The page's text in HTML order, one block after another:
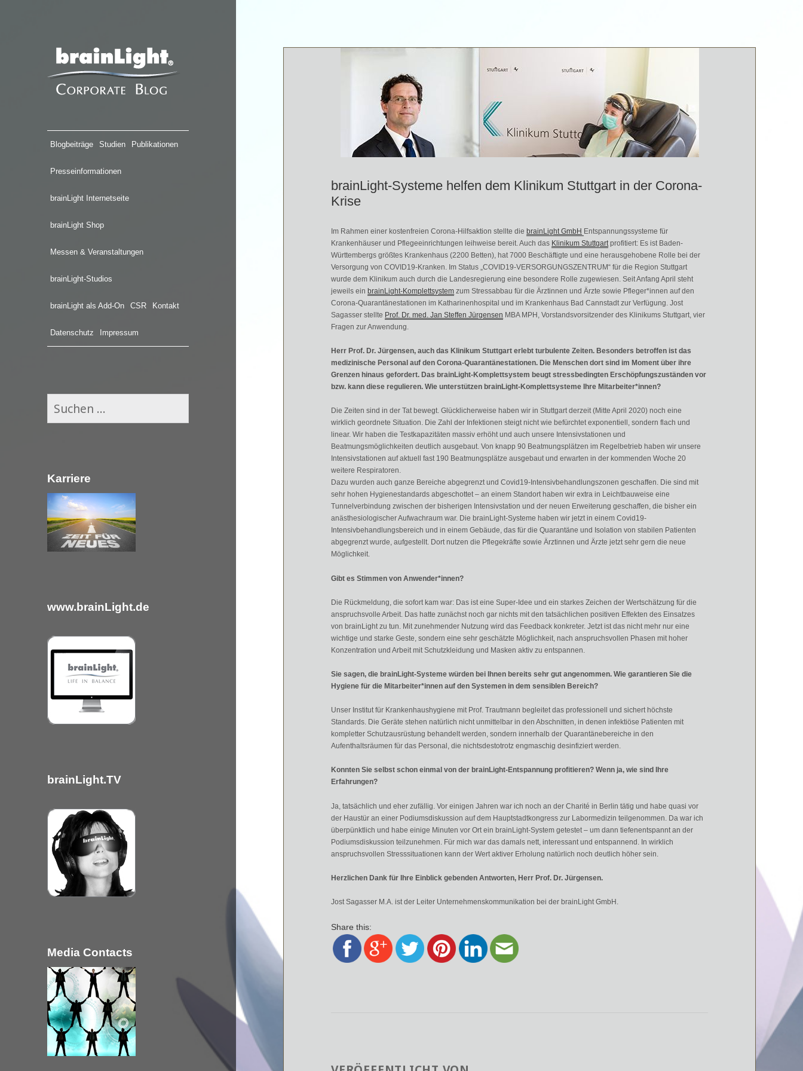
Blogbeiträge Studien Publikationen
Presseinformationen
brainLight Internetseite
brainLight Shop
Messen & Veranstaltungen
brainLight-Studios
brainLight als Add-On CSR Kontakt
Datenschutz Impressum
S
n
n
a
c
h
Karriere
www.brainLight.de
brainLight.TV
Media Contacts
brainLight-Systeme helfen dem Klinikum Stuttgart in der Corona-
Krise
Im Rahmen einer kostenfreien Corona-Hilfsaktion stellte die brainLight GmbH Entspannungssysteme für
Krankenhäuser und Pflegeeinrichtungen leihweise bereit. Auch das Klinikum Stuttgartprofitiert: Es ist Baden-
Württembergs größtes Krankenhaus (2200 Betten), hat 7000 Beschäftigte und eine herausgehobene Rolle bei der
Versorgung von COVID19-Kranken. Im Status „COVID19-VERSORGUNGSZENTRUM“ für die Region Stuttgart
wurde dem Klinikum auch durch die Landesregierung eine besondere Rolle zugewiesen. Seit Anfang April steht
jeweils ein brainLight-Komplettsystem zum Stressabbau für die Ärztinnen und Ärzte sowie Pfleger*innen auf den
Corona-Quarantänestationen im Katharinenhospital und im Krankenhaus Bad Cannstadt zur Verfügung. Jost
Sagasser stellte Prof. Dr. med. Jan Steffen Jürgensen MBA MPH, Vorstandsvorsitzender des Klinikums Stuttgart, vier
Fragen zur Anwendung.
Herr Prof. Dr. Jürgensen, auch das Klinikum Stuttgart erlebt turbulente Zeiten. Besonders betroffen ist das
medizinische Personal auf den Corona-Quarantänestationen. Die Menschen dort sind im Moment über ihre
Grenzen hinaus gefordert. Das brainLight-Komplettsystem beugt stressbedingten Erschöpfungszuständen vor
bzw. kann diese regulieren. Wie unterstützen brainLight-Komplettsysteme Ihre Mitarbeiter*innen?
Die Zeiten sind in der Tat bewegt. Glücklicherweise haben wir in Stuttgart derzeit (Mitte April 2020) noch eine
wirklich geordnete Situation. Die Zahl der Infektionen steigt nicht wie befürchtet exponentiell, sondern flach und
linear. Wir haben die Testkapazitäten massiv erhöht und auch unsere Intensivstationen und
Beatmungsmöglichkeiten deutlich ausgebaut. Von knapp 90 Beatmungsplätzen im Regelbetrieb haben wir unsere
Intensivstationen auf aktuell fast 190 Beatmungsplätze ausgebaut und erwarten in der kommenden Woche 20
weitere Respiratoren.
Dazu wurden auch ganze Bereiche abgegrenzt und Covid19-Intensivbehandlungszonen geschaffen. Die sind mit
sehr hohen Hygienestandards abgeschottet – an einem Standort haben wir extra in Leichtbauweise eine
Tunnelverbindung zwischen der bisherigen Intensivstation und der neuen Erweiterung geschaffen, die bisher ein
anästhesiologischer Aufwachraum war. Die brainLight-Systeme haben wir jetzt in einem Covid19-
Intensivbehandlungsbereich und in einem Gebäude, das für die Quarantäne und Isolation von stabilen Patienten
abgegrenzt wurde, aufgestellt. Dort nutzen die Pflegekräfte sowie Ärztinnen und Ärzte jetzt sehr gern die neue
Möglichkeit.
Gibt es Stimmen von Anwender*innen?
Die Rückmeldung, die sofort kam war: Das ist eine Super-Idee und ein starkes Zeichen der Wertschätzung für die
anspruchsvolle Arbeit. Das hatte zunächst noch gar nichts mit den tatsächlichen positiven Effekten des Einsatzes
von brainLight zu tun. Mit zunehmender Nutzung wird das Feedback konkreter. Jetzt ist das nicht mehr nur eine
wichtige und starke Geste, sondern eine sehr geschätzte Möglichkeit, nach anspruchsvollen Phasen mit hoher
Konzentration und Arbeit mit Schutzkleidung und Masken aktiv zu entspannen.
Sie sagen, die brainLight-Systeme würden bei Ihnen bereits sehr gut angenommen. Wie garantieren Sie die
Hygiene für die Mitarbeiter*innen auf den Systemen in dem sensiblen Bereich?
Unser Institut für Krankenhaushygiene mit Prof. Trautmann begleitet das professionell und sichert höchste
Standards. Die Geräte stehen natürlich nicht unmittelbar in den Abschnitten, in denen infektiöse Patienten mit
kompletter Schutzausrüstung behandelt werden, sondern innerhalb der Quarantänebereiche in den
Aufenthaltsräumen für das Personal, die nichtsdestotrotz engmaschig desinfiziert werden.
Konnten Sie selbst schon einmal von der brainLight-Entspannung profitieren? Wenn ja, wie sind Ihre
Erfahrungen?
Ja, tatsächlich und eher zufällig. Vor einigen Jahren war ich noch an der Charité in Berlin tätig und habe quasi vor
der Haustür an einer Podiumsdiskussion auf dem Hauptstadtkongress zur Labormedizin teilgenommen. Da war ich
überpünktlich und habe einige Minuten vor Ort ein brainLight-System getestet – um dann tiefenentspannt an der
Podiumsdiskussion teilzunehmen. Für mich war das damals nett, interessant und entspannend. In wirklich
anspruchsvollen Stresssituationen kann der Wert aktiver Erholung natürlich noch deutlich höher sein.
Herzlichen Dank für Ihre Einblick gebenden Antworten, Herr Prof. Dr. Jürgensen.
Jost Sagasser M.A. ist der Leiter Unternehmenskommunikation bei der brainLight GmbH.
Share this: